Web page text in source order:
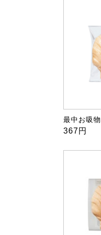
最中お吸
367円